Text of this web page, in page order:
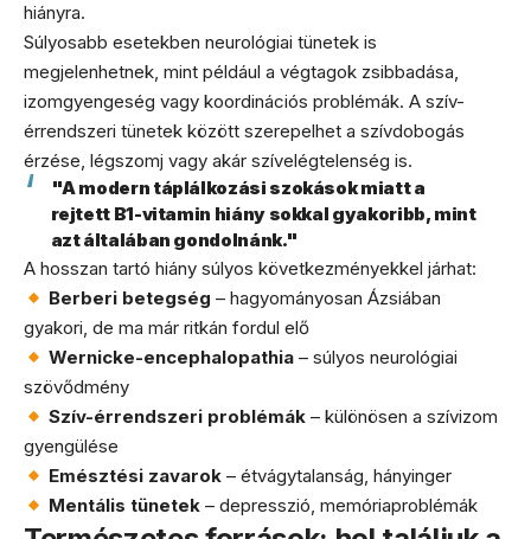
hiányra.
Súlyosabb esetekben neurológiai tünetek is
megjelenhetnek, mint például a végtagok zsibbadása,
izomgyengeség vagy koordinációs problémák. A szív-
érrendszeri tünetek között szerepelhet a szívdobogás
érzése, légszomj vagy akár szívelégtelenség is.
"A modern táplálkozási szokások miatt a
rejtett B1-vitamin hiány sokkal gyakoribb, mint
azt általában gondolnánk."
A hosszan tartó hiány súlyos következményekkel járhat:
Berberi betegség – hagyományosan Ázsiában
gyakori, de ma már ritkán fordul elő
Wernicke-encephalopathia – súlyos neurológiai
szövődmény
Szív-érrendszeri problémák – különösen a szívizom
gyengülése
Emésztési zavarok – étvágytalanság, hányinger
Mentális tünetek – depresszió, memóriaproblémák